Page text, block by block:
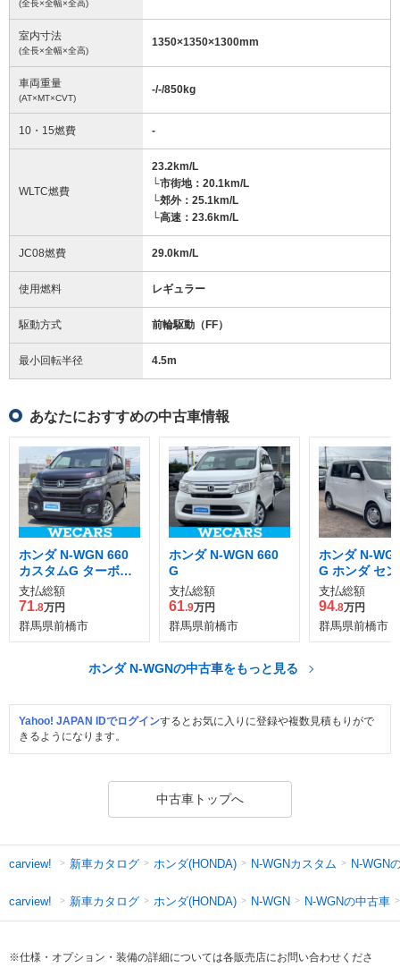
(全長×全幅×全高)
室内寸法
(全長×全幅×全高)
1350×1350×1300mm
車両重量
(AT×MT×CVT)
-/-/850kg
10・15燃費 -
WLTC燃費
23.2km/L
└市街地：20.1km/L
└郊外：25.1km/L
└高速：23.6km/L
JC08燃費 29.0km/L
使用燃料 レギュラー
駆動方式 前輪駆動（FF）
最小回転半径 4.5m
あなたにおすすめの中古車情報
ホンダ N-WGN 660
カスタムG ターボパ
ッケージ
支払総額
71.8万円
群馬県前橋市
ホンダ N-WGN 660
G
支払総額
61.9万円
群馬県前橋市
ホンダ N-
G ホンダ セ
支払総額
94.8万円
群馬県前橋市
ホンダ N-WGNの中古車をもっと見る
Yahoo! JAPAN IDでログインするとお気に入りに登録や複数見積もりがで
きるようになります。
中古車トップへ
carview! 新車カタログ ホンダ(HONDA) N-WGNカスタム N-WGN
carview! 新車カタログ ホンダ(HONDA) N-WGN N-WGNの中古車
※仕様・オプション・装備の詳細については各販売店にお問い合わせくださ